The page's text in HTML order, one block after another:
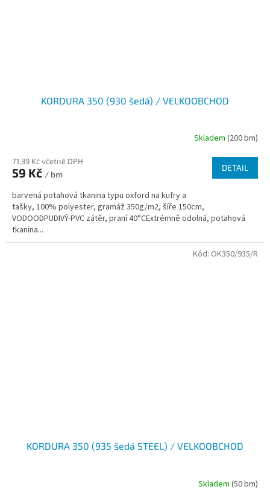
KORDURA 350 (930 šedá) / VELKOOBCHOD
Skladem (200 bm)
71,39 Kč včetně DPH
59 Kč / bm
DETAIL
barvená potahová tkanina typu oxford na kufry a
tašky, 100% polyester, gramáž 350g/m2, šíře 150cm,
VODOODPUDIVÝ-PVC zátěr, praní 40°CExtrémně odolná, potahová
tkanina...
KORDURA 350 (935 šedá STEEL) / VELKOOBCHOD
Skladem (50 bm)
Kód: OK350/935/R